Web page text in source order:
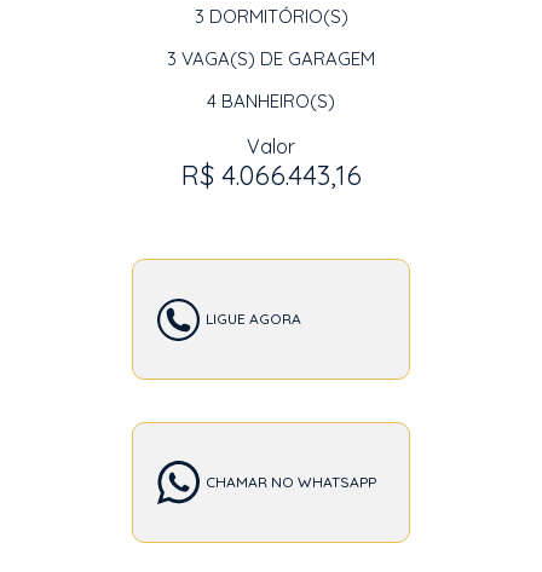
3 DORMITÓRIO(S)
3 VAGA(S) DE GARAGEM
4 BANHEIRO(S)
Valor
R$ 4.066.443,16
LIGUE AGORA
CHAMAR NO WHATSAPP